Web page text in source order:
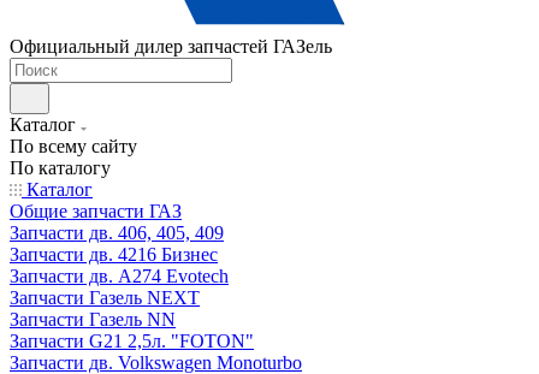
Официальный дилер запчастей ГАЗель
Каталог
По всему сайту
По каталогу
Каталог
Общие запчасти ГАЗ
Запчасти дв. 406, 405, 409
Запчасти дв. 4216 Бизнес
Запчасти дв. A274 Evotech
Запчасти Газель NEXT
Запчасти Газель NN
Запчасти G21 2,5л. "FOTON"
Запчасти дв. Volkswagen Monoturbo